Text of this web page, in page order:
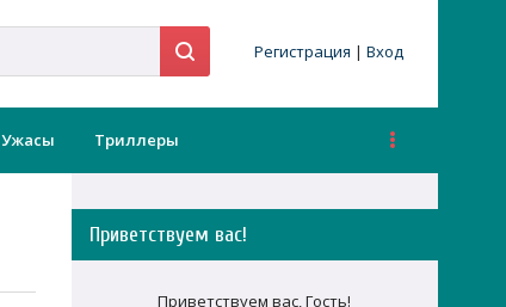
Регистрация | Вход
Ужасы Триллеры
Приветствуем вас!
Приветствуем вас,Гость!